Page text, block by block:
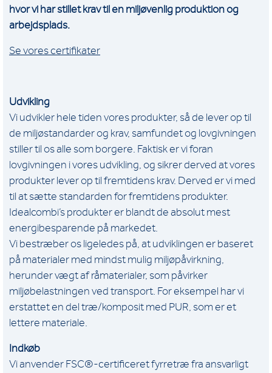
hvor vi har stillet krav til en miljøvenlig produktion og
arbejdsplads.
Se vores certifikater
Udvikling
Vi udvikler hele tiden vores produkter, så de lever op til
de miljøstandarder og krav, samfundet og lovgivningen
stiller til os alle som borgere. Faktisk er vi foran
lovgivningen i vores udvikling, og sikrer derved at vores
produkter lever op til fremtidens krav. Derved er vi med
til at sætte standarden for fremtidens produkter.
Idealcombi’s produkter er blandt de absolut mest
energibesparende på markedet.
Vi bestræber os ligeledes på, at udviklingen er baseret
på materialer med mindst mulig miljøpåvirkning,
herunder vægt af råmaterialer, som påvirker
miljøbelastningen ved transport. For eksempel har vi
erstattet en del træ/komposit med PUR, som er et
lettere materiale.
Indkøb
Vi anvender FSC®-certificeret fyrretræ fra ansvarligt